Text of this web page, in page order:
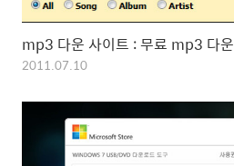
mp3 다운 사이트 : 무료 mp3 다운
2011.07.10